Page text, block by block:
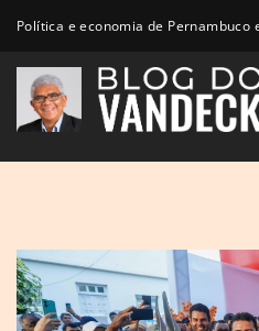
Política e economia de Pernambuco